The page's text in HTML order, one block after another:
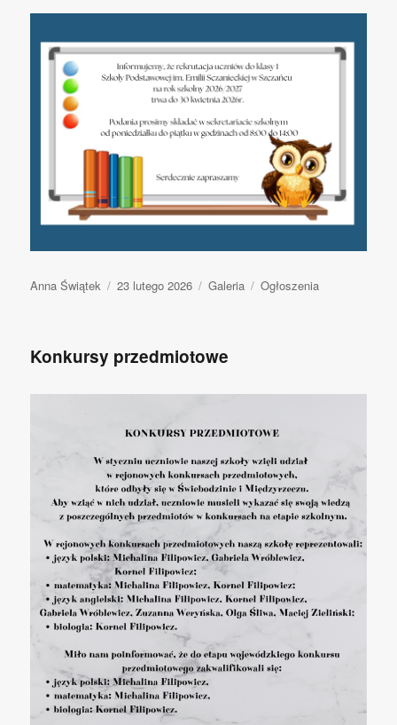
Autor
Anna Świątek Opublikowano
23 lutego 2026
Format
Galeria Kategorie
Ogłoszenia
Konkursy przedmiotowe